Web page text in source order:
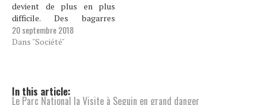
devient de plus en plus
difficile. Des bagarres
s'éclatent à longueur de
journée à bord de la seule
chanque jour. Willio Antoine
est la dernière…
20 septembre 2018
Dans "Société"
In this article:
Le Parc National la Visite à Seguin en grand danger